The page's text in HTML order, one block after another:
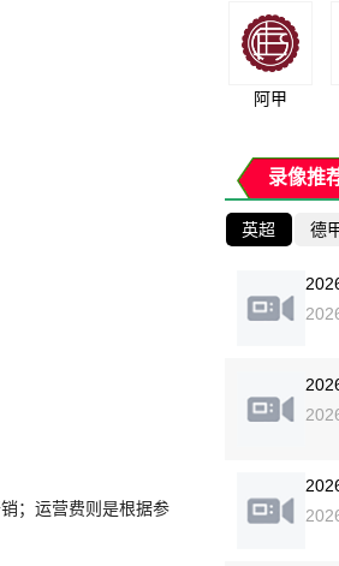
；运营费则是根据参
阿甲
录像推
英超 德